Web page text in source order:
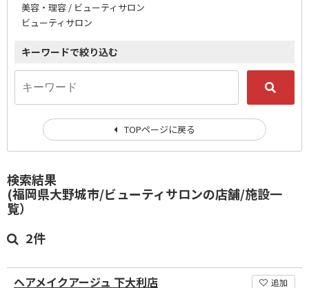
検索結果
(福岡県大野城市/ビューティサロンの店舗/施設一
覧）
2件
ヘアメイクアージュ 下大利店 追加
美容・理容 / ビューティサロン
ビューティサロン
キーワードで絞り込む
TOPページに戻る